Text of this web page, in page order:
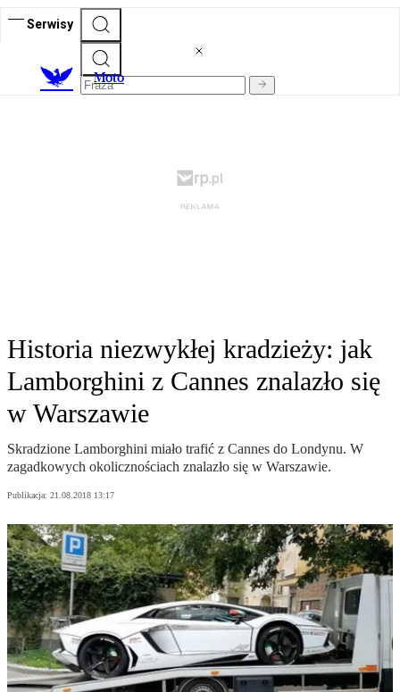
Serwisy
Moto
Historia niezwykłej kradzieży: jak
Lamborghini z Cannes znalazło się
w Warszawie
Skradzione Lamborghini miało trafić z Cannes do Londynu. W
zagadkowych okolicznościach znalazło się w Warszawie.
Publikacja: 21.08.2018 13:17